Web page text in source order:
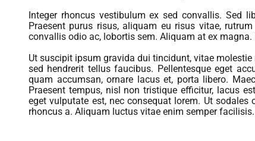
Integer rhoncus vestibulum ex sed convallis. Sed
Praesent purus risus, aliquam eu risus vitae,
convallis odio ac, lobortis sem. Aliquam at ex
Ut suscipit ipsum gravida dui tincidunt, vitae
sed hendrerit tellus faucibus. Pellentesque eget
quam accumsan, ornare lacus et, porta libero.
Praesent tempus, nisl non tristique efficitur, lacus
eget vulputate est, nec consequat lorem. Ut
rhoncus a. Aliquam luctus vitae enim semper facilisis.